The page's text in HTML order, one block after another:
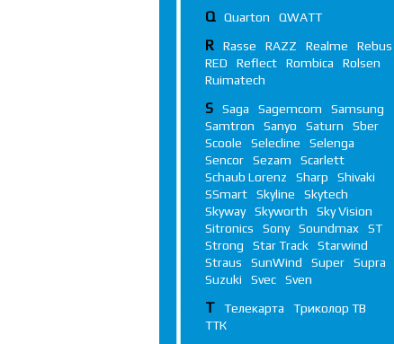
Q Quarton QWATT
R Rasse RAZZ Realme
Rebus
RED
Reflect Rombica
Rolsen
Ruimatech
S Saga Sagemcom
Samsung
Samtron
Sanyo Saturn
Sber
Scoole
Selecline
Selenga
Sencor
Sezam
Scarlett
Schaub Lorenz
Sharp
Shivaki
SSmart
Skyline
Skytech
Skyway
Skyworth
Sky Vision
Sitronics
Sony Soundmax
ST
Strong
Star Track
Starwind
Straus
SunWind Super
Supra
Suzuki
Svec Sven
Т Телекарта
Триколор ТВ
ТТК